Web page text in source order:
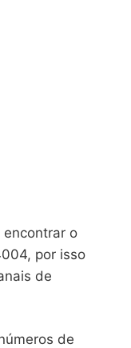
encontrar o
por isso
de
de